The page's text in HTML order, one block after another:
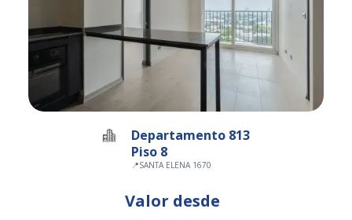
Departamento 813
Piso 8
📍SANTA ELENA 1670
Valor desde